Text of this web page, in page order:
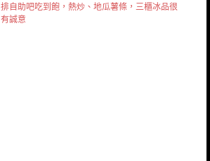
排自助吧吃到飽，熱炒、地瓜薯條，三櫃冰品很
有誠意